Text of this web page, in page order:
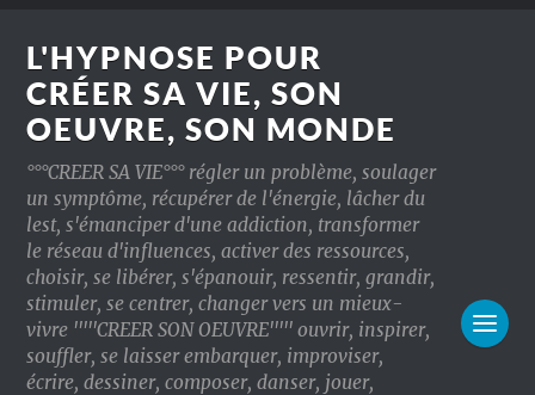
L'HYPNOSE POUR
CRÉER SA VIE, SON
OEUVRE, SON MONDE
°°°CREER SA VIE°°° régler un problème, soulager
un symptôme, récupérer de l'énergie, lâcher du
lest, s'émanciper d'une addiction, transformer
le réseau d'influences, activer des ressources,
choisir, se libérer, s'épanouir, ressentir, grandir,
stimuler, se centrer, changer vers un mieux-
vivre '''''CREER SON OEUVRE''''' ouvrir, inspirer,
souffler, se laisser embarquer, improviser,
écrire, dessiner, composer, danser, jouer,